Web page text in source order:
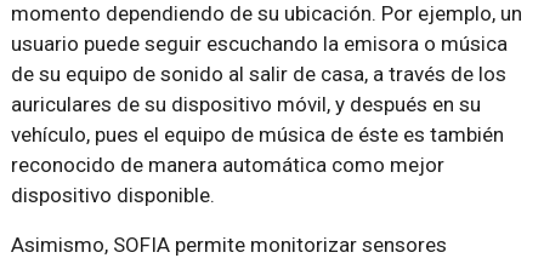
momento dependiendo de su ubicación. Por ejemplo, un
usuario puede seguir escuchando la emisora o música
de su equipo de sonido al salir de casa, a través de los
auriculares de su dispositivo móvil, y después en su
vehículo, pues el equipo de música de éste es también
reconocido de manera automática como mejor
dispositivo disponible.
Asimismo, SOFIA permite monitorizar sensores